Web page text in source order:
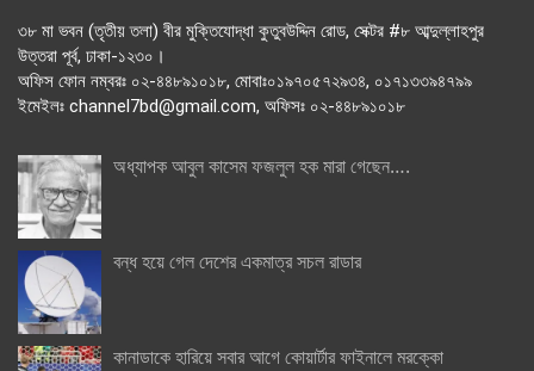
৩৮ মা ভবন (তৃতীয় তলা) বীর মুক্তিযোদ্ধা কুতুবউদ্দিন রোড, সেক্টর #৮ আব্দুল্লাহপুর
উত্তরা পূর্ব, ঢাকা-১২৩০।
অফিস ফোন নম্বরঃ ০২-৪৪৮৯১০১৮, মোবাঃ০১৯৭০৫৭২৯৩৪, ০১৭১৩৩৯৪৭৯৯
ইমেইলঃ channel7bd@gmail.com, অফিসঃ ০২-৪৪৮৯১০১৮
অধ্যাপক আবুল কাসেম ফজলুল হক মারা গেছেন….
বন্ধ হয়ে গেল দেশের একমাত্র সচল রাডার
কানাডাকে হারিয়ে সবার আগে কোয়ার্টার ফাইনালে মরক্কো